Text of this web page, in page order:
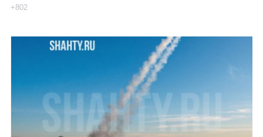
Фотогалерея
+802